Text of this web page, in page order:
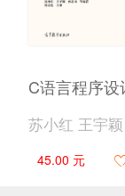
45.00 元